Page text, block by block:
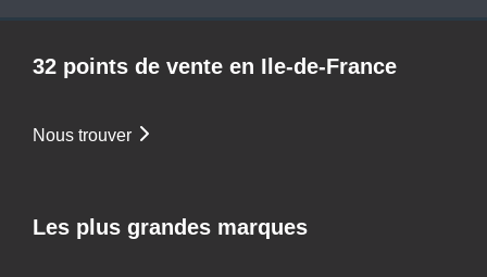
32 points de vente en Ile-de-France
Nous trouver
Les plus grandes marques